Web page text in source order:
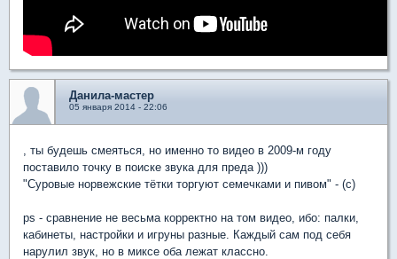
Данила-мастер
05 января 2014 - 22:06
, ты будешь смеяться, но именно то видео в 2009-м году
поставило точку в поиске звука для преда )))
"Суровые норвежские тётки торгуют семечками и пивом" - (с)
ps - сравнение не весьма корректно на том видео, ибо: палки,
кабинеты, настройки и игруны разные. Каждый сам под себя
нарулил звук, но в миксе оба лежат классно.